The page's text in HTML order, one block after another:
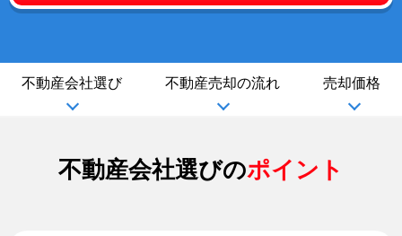
不動産会社選び 不動産売却の流れ 売却価格
不動産会社選びのポイント